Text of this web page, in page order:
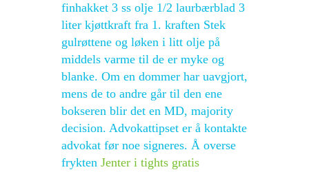
finhakket 3 ss olje 1/2 laurbærblad 3
liter kjøttkraft fra 1. kraften Stek
gulrøttene og løken i litt olje på
middels varme til de er myke og
blanke. Om en dommer har uavgjort,
mens de to andre går til den ene
bokseren blir det en MD, majority
decision. Advokattipset er å kontakte
advokat før noe signeres. Å overse
frykten Jenter i tights gratis